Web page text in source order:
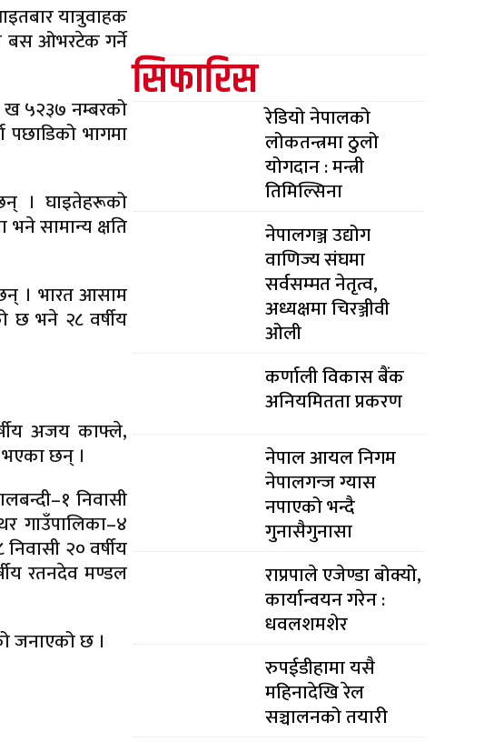
यात्रुवाहक
बस ओभरटेक गर्ने
ख ५२३७ नम्बरको
भागमा
। घाइतेहरूको
सामान्य क्षति
। भारत आसाम
छ भने २८ वर्षीय
अजय काफ्ले,
भएका छन् ।
निवासी
गाउँपालिका–४
२० वर्षीय
रतनदेव मण्डल
जनाएको छ ।
सिफारिस
रेडियो नेपालको
लोकतन्त्रमा ठुलो
योगदान : मन्त्री
तिमिल्सिना
नेपालगञ्ज उद्योग
वाणिज्य संघमा
सर्वसम्मत नेतृत्व,
अध्यक्षमा चिरञ्जीवी
ओली
कर्णाली विकास बैंक
अनियमितता प्रकरण
नेपाल आयल निगम
नेपालगन्ज ग्यास
नपाएको भन्दै
गुनासैगुनासा
राप्रपाले एजेण्डा बोक्यो,
कार्यान्वयन गरेन :
धवलशमशेर
रुपईडीहामा यसै
महिनादेखि रेल
सञ्चालनको तयारी